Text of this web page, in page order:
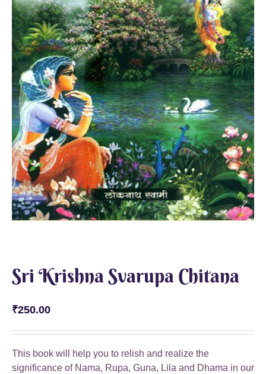
Sri Krishna Svarupa Chitana
₹250.00
This book will help you to relish and realize the
significance of Nama, Rupa, Guna, Lila and Dhama in our